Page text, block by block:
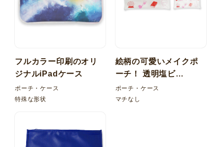
フルカラー印刷のオリ
ジナルiPadケース
ポーチ・ケース
特殊な形状
絵柄の可愛いメイクポ
ーチ！ 透明塩ビ
（PVC） 平袋ケース
ポーチ・ケース
マチなし